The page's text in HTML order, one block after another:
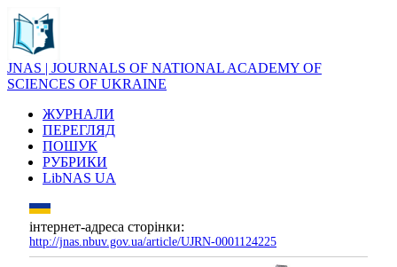
JNAS | JOURNALS OF NATIONAL ACADEMY OF
SCIENCES OF UKRAINE
ЖУРНАЛИ
ПЕРЕГЛЯД
ПОШУК
РУБРИКИ
LibNAS UA
інтернет-адреса сторінки:
http://jnas.nbuv.gov.ua/article/UJRN-0001124225